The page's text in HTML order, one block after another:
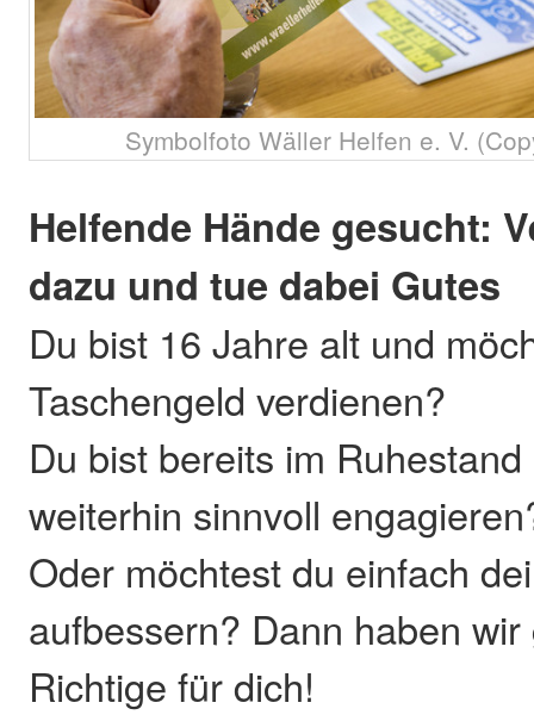
Symbolfoto Wäller Helfen e. V.
Helfende Hände gesucht:
dazu und tue dabei Gutes
Du bist 16 Jahre alt und
Taschengeld verdienen?
Du bist bereits im
weiterhin sinnvoll
Oder möchtest du einfach
aufbessern? Dann haben
Richtige für dich!